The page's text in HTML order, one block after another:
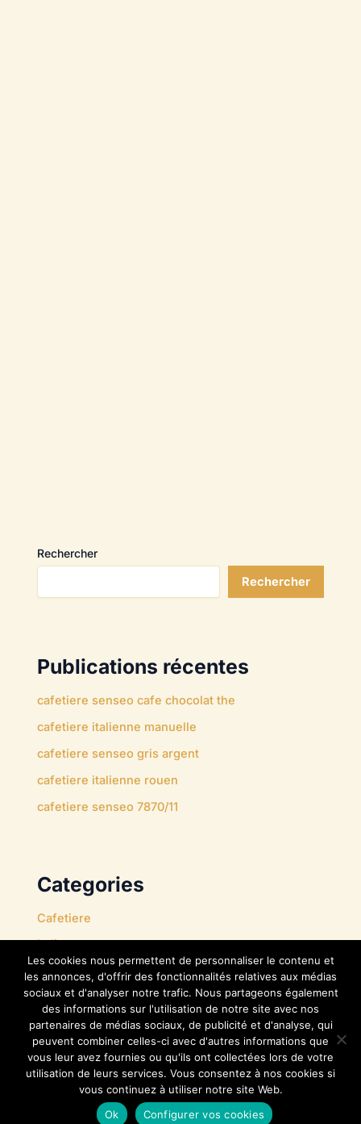
Rechercher
Rechercher
Publications récentes
cafetiere senseo cafe chocolat the
cafetiere italienne manuelle
cafetiere senseo gris argent
cafetiere italienne rouen
cafetiere senseo 7870/11
Categories
Cafetiere
Italienne
Nespresso
Senseo
Tassimo
Droit d'Auteur © 2026 Les cafetières
Les cookies nous permettent de personnaliser le contenu et
les annonces, d'offrir des fonctionnalités relatives aux médias
sociaux et d'analyser notre trafic. Nous partageons également
des informations sur l'utilisation de notre site avec nos
partenaires de médias sociaux, de publicité et d'analyse, qui
peuvent combiner celles-ci avec d'autres informations que
vous leur avez fournies ou qu'ils ont collectées lors de votre
utilisation de leurs services. Vous consentez à nos cookies si
vous continuez à utiliser notre site Web.
Ok
Configurer vos cookies